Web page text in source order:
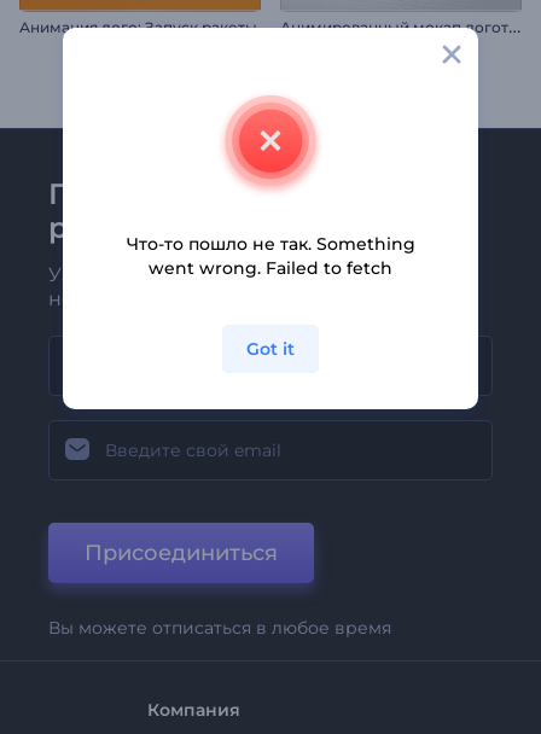
Анимация лого: Запуск ракеты А
нимированный мокап логотипа
Присоединяйтесь к
рассылке Renderforest
Узнавайте о последних новостях и
новых предложениях первыми
Присоединиться
Вы можете отписаться в любое время
Компания
Что-то пошло не так. Something
went wrong. Failed to fetch
Got it